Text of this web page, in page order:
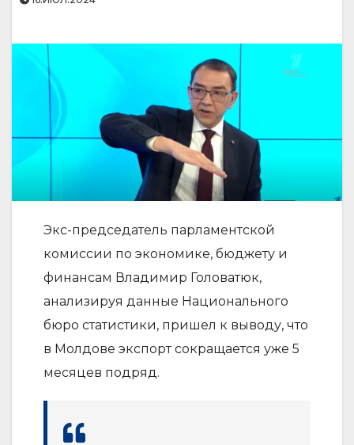
Экс-председатель парламентской
комиссии по экономике, бюджету и
финансам Владимир Головатюк,
анализируя данные Национального
бюро статистики, пришел к выводу, что
в Молдове экспорт сокращается уже 5
месяцев подряд.